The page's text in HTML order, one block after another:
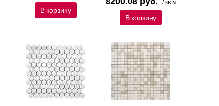
В корзину
/ кв.м
В корзину